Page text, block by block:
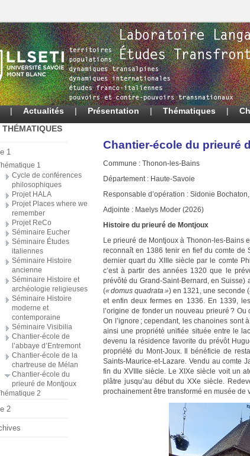
| Actualités | Présentation | Thématiques |
THÉMATIQUES
1
1
Cycle de conférences
philosophiques
Projet HALA
Projet Places where we
remember
Projet ReCo
Séminaire Eucher
Séminaire Études
italiennes
Séminaire Histoire
ancienne
Séminaire Histoire et
archéologie religieuses
Séminaire Histoire
moderne et
contemporaine
Séminaire Visibilia
Chantier-école de
l’abbaye d’Entremont
Chantier-école de la
chartreuse de Mélan
Chantier-école du
prieuré de Montjoux
2
2
Chantier-école du prieuré
Commune : Thonon-les-Bains
Département : Haute-Savoie
Responsable d’opération : Sidonie
Adjointe : Maelys Moder (2026)
Histoire du prieuré de Montjoux
Le prieuré de Montjoux à Thonon-les-Bains
reconnaît en 1386 tenir en fief du comte de
dernier quart du XIIIe siècle par le comte
c’est à partir des années 1320 que le
prévôté du Grand-Saint-Bernard, en
(« domus quadrata ») en 1321, une seconde (
et enfin deux fermes en 1336. En 1339,
l’origine de fonder un nouveau prieuré ?
On l’ignore ; cependant, les chanoines
ainsi une propriété unifiée située entre le
devenu la résidence favorite du prévôt
propriété du Mont-Joux. Il bénéficie de
Saints-Maurice-et-Lazare. Vendu au comte
fin du XVIIIe siècle. Le XIXe siècle voit un
plâtre jusqu’au début du XXe siècle.
prochainement être transformé en musée de